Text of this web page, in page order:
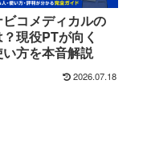
コメディカルの
現役PTが向く
い方を本音解説
2026.07.18